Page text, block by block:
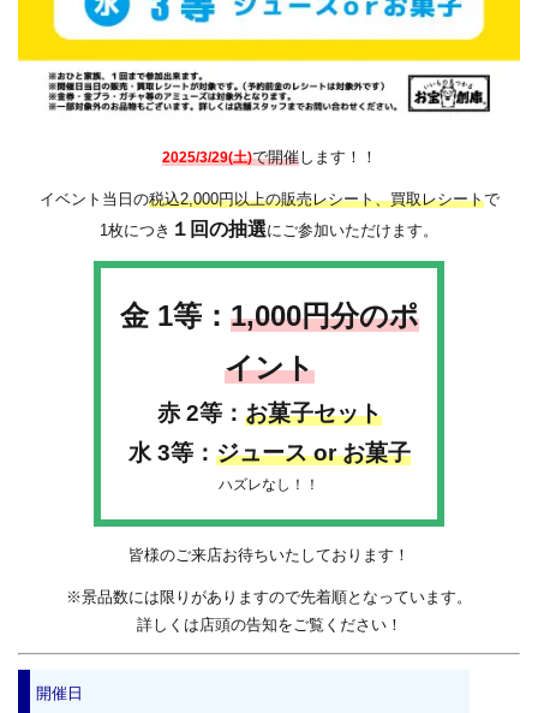
2025/3/29(土)で開催します！！
イベント当日の税込2,000円以上の販売レシート、買取レシートで
1枚につき １回の抽選にご参加いただけます。
金 1等： 1,000円分のポ
イント
赤 2等： お菓子セット
水 3等： ジュース or お菓子
ハズレなし！！
皆様のご来店お待ちいたしております！
※景品数には限りがありますので先着順となっています。
詳しくは店頭の告知をご覧ください！
開催日